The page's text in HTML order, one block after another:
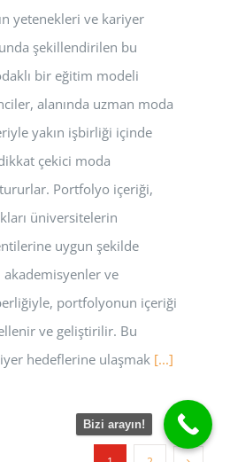
yetenekleri ve kariyer
şekillendirilen bu
bir eğitim modeli
alanında uzman moda
yakın işbirliği içinde
çekici moda
Portfolyo içeriği,
üniversitelerin
uygun şekilde
akademisyenler ve
portfolyonun içeriği
ve geliştirilir. Bu
hedeflerine ulaşmak [...]
Bizi arayın!